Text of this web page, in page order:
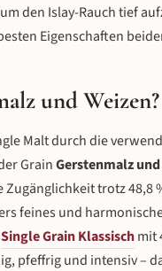
den Islay-Rauch tief
Eigenschaften
und Weizen?
Malt durch die
GrainGerstenmalz
trotz
feines und
Single Grain Klassischmit
pfeffrig und intensiv –